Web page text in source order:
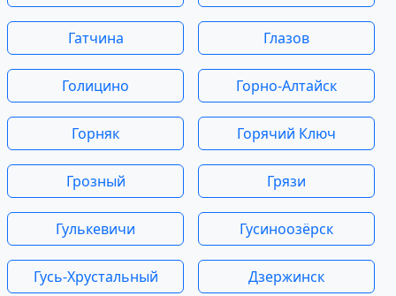
Гатчина Глазов
Голицино Горно-Алтайск
Горняк Горячий Ключ
Грозный Грязи
Гулькевичи Гусиноозёрск
Гусь-Хрустальный Дзержинск